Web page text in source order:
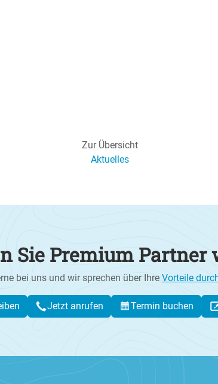
Zur Übersicht
Aktuelles
Sie Premium Partner
bei uns und wir sprechen über Ihre Vorteile
Jetzt anrufen Termin buchen